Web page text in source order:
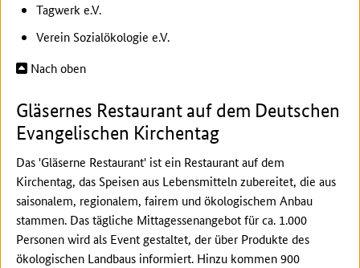
Tagwerk e.V.
Verein Sozialökologie e.V.
Nach oben
Gläsernes Restaurant auf dem Deutschen
Evangelischen Kirchentag
Das 'Gläserne Restaurant' ist ein Restaurant auf dem
Kirchentag, das Speisen aus Lebensmitteln zubereitet, die aus
saisonalem, regionalem, fairem und ökologischem Anbau
stammen. Das tägliche Mittagessenangebot für ca. 1.000
Personen wird als Event gestaltet, der über Produkte des
ökologischen Landbaus informiert. Hinzu kommen 900